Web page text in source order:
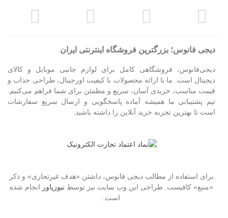
دیجی فانوس؛ بزرگترین فروشگاه اینترنتی ایران
دیجی‌فانوس، فروشگاهی کامل برای لوازم جانبی موبایل و کالای
دیجیتال است. ما با ارائه محصولات با کیفیت اورجینال، طراحی جذاب و
قیمت مناسب، خریدی آسان، سریع و مطمئن برای شما فراهم می‌کنیم.
تیم پشتیبانی ما همیشه آماده پاسخگویی و ارسال سریع سفارشات
است تا بهترین تجربه خرید آنلاین را داشته باشید.
برای استفاده از مطالب دیجی فانوس، داشتن «هدف غیرتجاری» و ذکر
«منبع» کافیست. طراحی این وب سایت نیز توسط نیوزپاور انجام شده
است.